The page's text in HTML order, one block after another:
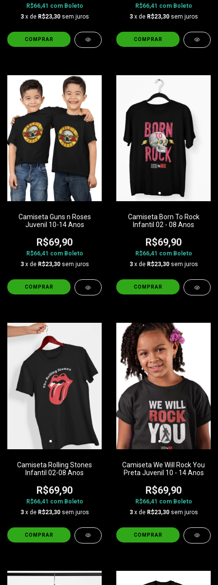
R$66,41 com Boleto
3 x de R$23,30 sem juros
COMPRAR
R$66,41 com Boleto
3 x de R$23,30 sem juros
COMPRAR
Camiseta Guns n Roses
Juvenil 10-14 Anos
R$69,90
R$66,41 com Boleto
3 x de R$23,30 sem juros
COMPRAR
Camiseta Born To Rock
Infantil 02 - 08 Anos
R$69,90
R$66,41 com Boleto
3 x de R$23,30 sem juros
COMPRAR
Camiseta Rolling Stones
Infantil 02-08 Anos
R$69,90
R$66,41 com Boleto
3 x de R$23,30 sem juros
COMPRAR
Camiseta We Will Rock You
Preta Juvenil 10 - 14 Anos
R$69,90
R$66,41 com Boleto
3 x de R$23,30 sem juros
COMPRAR